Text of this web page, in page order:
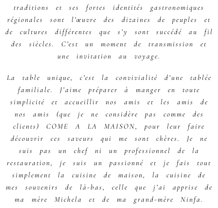
traditions et ses fortes identités gastronomiques
régionales sont l’œuvre des dizaines de peuples et
de cultures différentes que s’y sont succédé au fil
des siècles. C’est un moment de transmission et
une invitation au voyage.
La table unique, c’est la convivialité d’une tablée
familiale. J’aime préparer à manger en toute
simplicité et accueillir nos amis et les amis de
nos amis (que je ne considère pas comme des
clients) COME A LA MAISON, pour leur faire
découvrir ces saveurs qui me sont chères. Je ne
suis pas un chef ni un professionnel de la
restauration, je suis un passionné et je fais tout
simplement la cuisine de maison, la cuisine de
mes souvenirs de là-bas, celle que j’ai apprise de
ma mère Michela et de ma grand-mère Ninfa.